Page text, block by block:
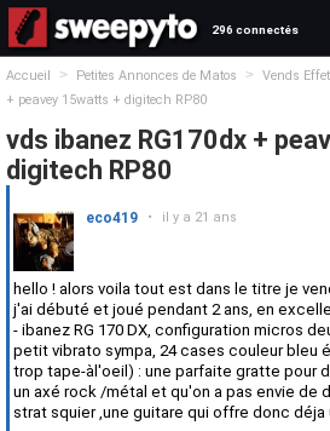
296 connectés
Accueil > Petites Annonces de Matos > Vends
+ peavey 15watts + digitech RP80
vds ibanez RG170dx +
digitech RP80
eco419 • il y a 21 ans
hello ! alors voila tout est dans le titre je
j'ai débuté et joué pendant 2 ans, en
- ibanez RG 170 DX, configuration micros
petit vibrato sympa, 24 cases couleur bleu
trop tape-àl'oeil) : une parfaite gratte pour
un axé rock /métal et qu'on a pas envie de
strat squier ,une guitare qui offre donc déja